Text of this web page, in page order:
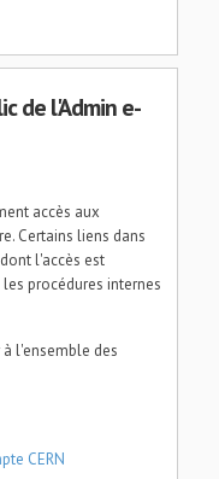
de l'Admin e-
accès aux
Certains liens dans
l'accès est
procédures internes
l'ensemble des
CERN